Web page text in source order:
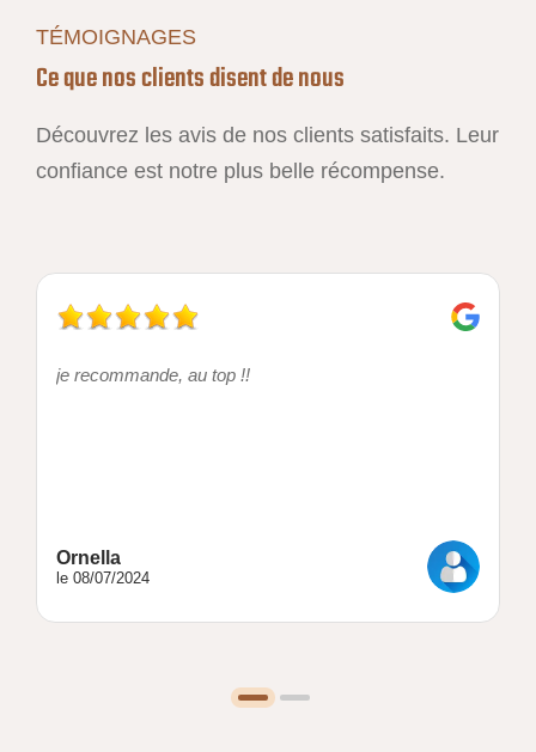
TÉMOIGNAGES
Ce que nos clients disent de nous
Découvrez les avis de nos clients satisfaits. Leur
confiance est notre plus belle récompense.
je recommande, au top !!
Ornella
le 08/07/2024